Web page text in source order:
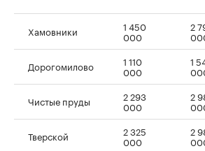
Хамовники 1 450
000
2
Дорогомилово 1 110
000
1
Чистые пруды 2 293
000
2
Тверской 2 325
000
2